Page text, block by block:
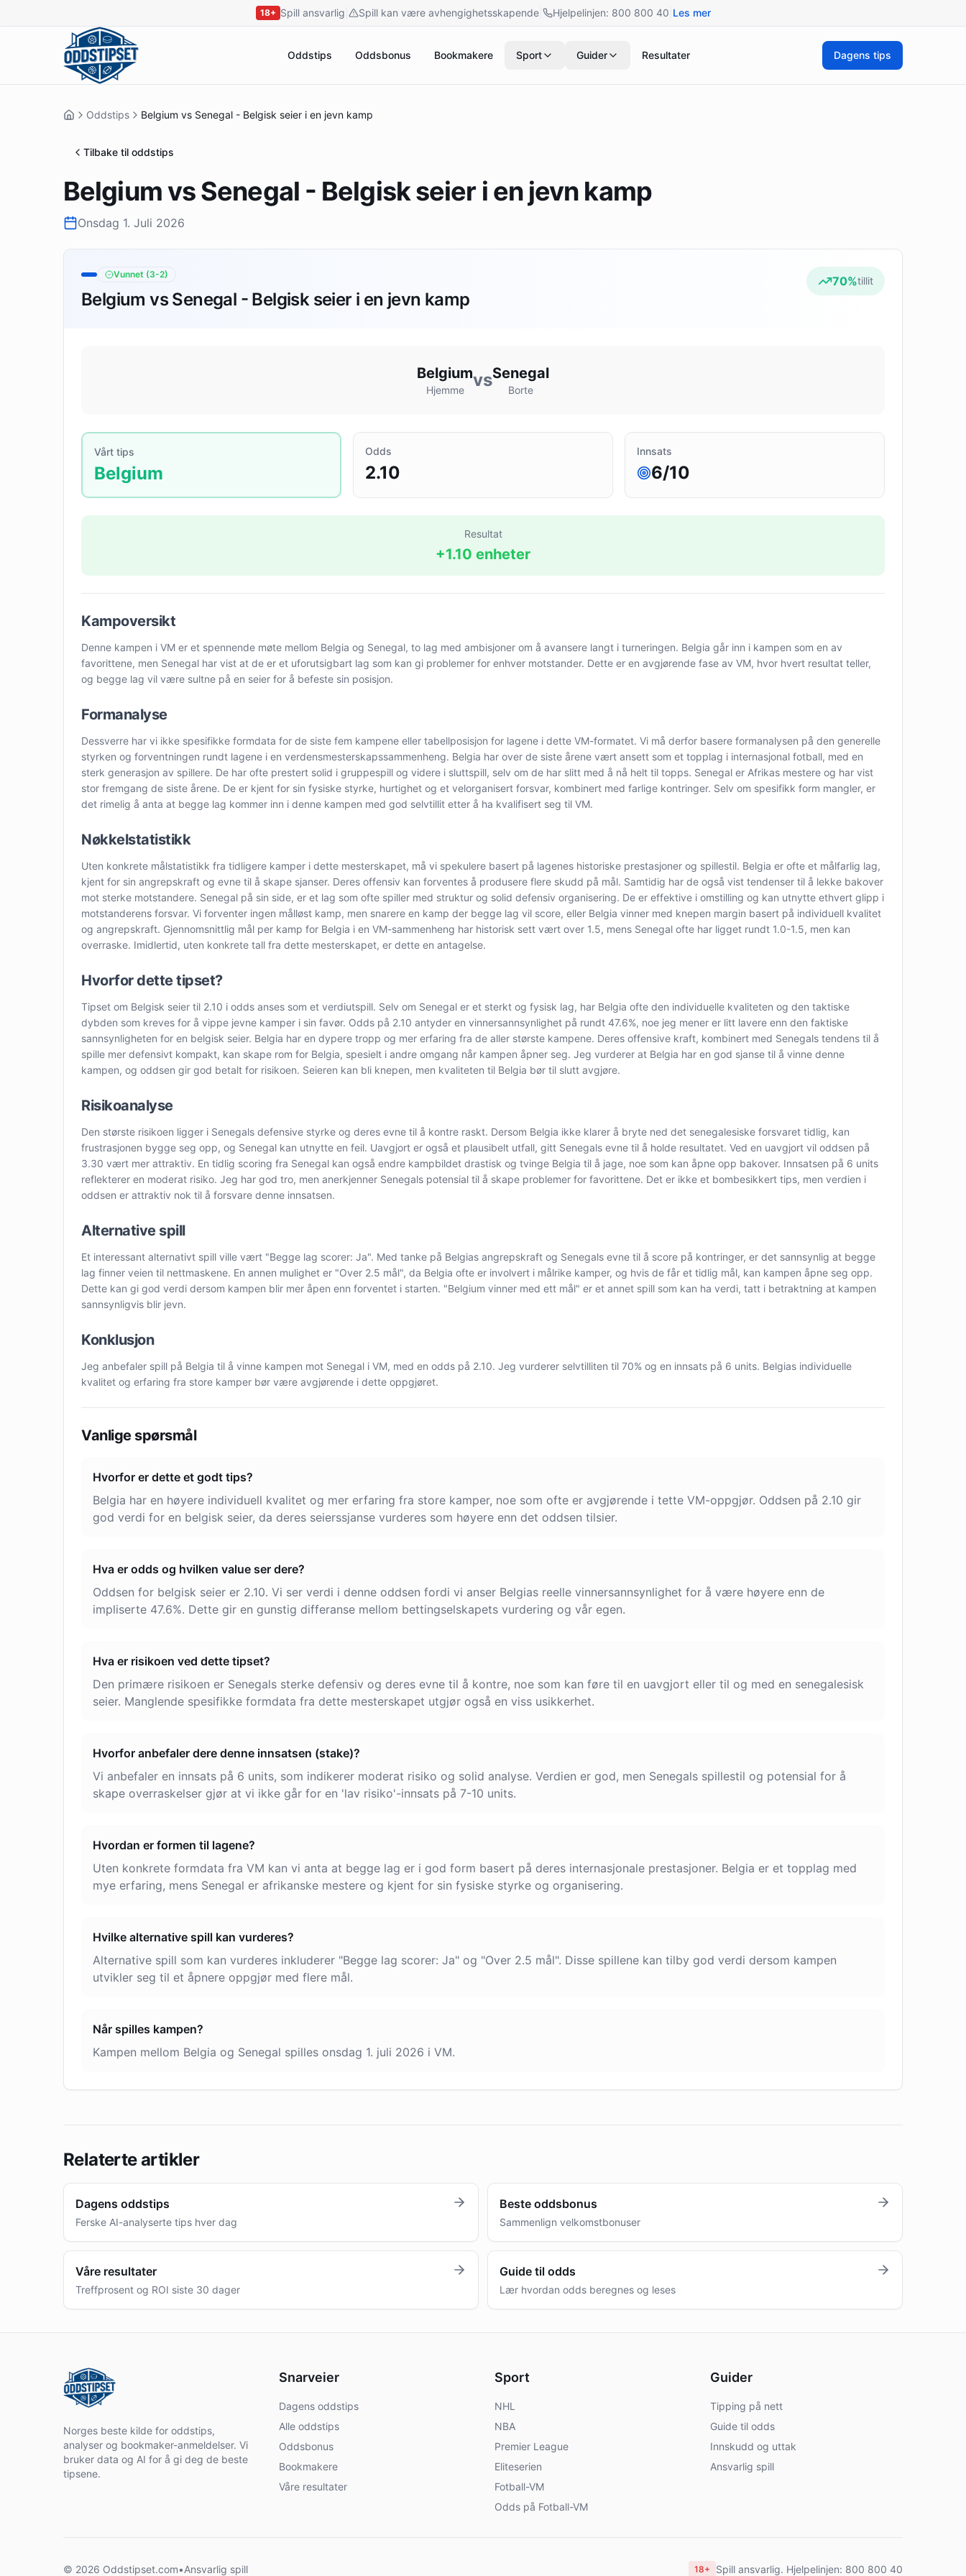
18+ Spill ansvarlig Spill kan være avhengighetsskapende| Hjelpelinjen: 800 800 40 Les mer
Oddstips Oddsbonus Bookmakere Sport Guider Resultater Dagens tips
Oddstips Belgium vs Senegal - Belgisk seier i en jevn kamp
Tilbake til oddstips
Belgium vs Senegal - Belgisk seier i en jevn kamp
Onsdag 1. Juli 2026
Vunnet (3-2)
Belgium vs Senegal - Belgisk seier i en jevn kamp
70%tillit
Belgium
Hjemme vsSenegal
Borte
Vårt tips
Belgium
Odds
2.10
Innsats
6/10
Resultat
+1.10 enheter
Kampoversikt
Denne kampen i VM er et spennende møte mellom Belgia og Senegal, to lag med ambisjoner om å avansere langt i turneringen. Belgia går inn i kampen som en av
favorittene, men Senegal har vist at de er et uforutsigbart lag som kan gi problemer for enhver motstander. Dette er en avgjørende fase av VM, hvor hvert resultat teller,
og begge lag vil være sultne på en seier for å befeste sin posisjon.
Formanalyse
Dessverre har vi ikke spesifikke formdata for de siste fem kampene eller tabellposisjon for lagene i dette VM-formatet. Vi må derfor basere formanalysen på den generelle
styrken og forventningen rundt lagene i en verdensmesterskapssammenheng. Belgia har over de siste årene vært ansett som et topplag i internasjonal fotball, med en
sterk generasjon av spillere. De har ofte prestert solid i gruppespill og videre i sluttspill, selv om de har slitt med å nå helt til topps. Senegal er Afrikas mestere og har vist
stor fremgang de siste årene. De er kjent for sin fysiske styrke, hurtighet og et velorganisert forsvar, kombinert med farlige kontringer. Selv om spesifikk form mangler, er
det rimelig å anta at begge lag kommer inn i denne kampen med god selvtillit etter å ha kvalifisert seg til VM.
Nøkkelstatistikk
Uten konkrete målstatistikk fra tidligere kamper i dette mesterskapet, må vi spekulere basert på lagenes historiske prestasjoner og spillestil. Belgia er ofte et målfarlig lag,
kjent for sin angrepskraft og evne til å skape sjanser. Deres offensiv kan forventes å produsere flere skudd på mål. Samtidig har de også vist tendenser til å lekke bakover
mot sterke motstandere. Senegal på sin side, er et lag som ofte spiller med struktur og solid defensiv organisering. De er effektive i omstilling og kan utnytte ethvert glipp i
motstanderens forsvar. Vi forventer ingen målløst kamp, men snarere en kamp der begge lag vil score, eller Belgia vinner med knepen margin basert på individuell kvalitet
og angrepskraft. Gjennomsnittlig mål per kamp for Belgia i en VM-sammenheng har historisk sett vært over 1.5, mens Senegal ofte har ligget rundt 1.0-1.5, men kan
overraske. Imidlertid, uten konkrete tall fra dette mesterskapet, er dette en antagelse.
Hvorfor dette tipset?
Tipset om Belgisk seier til 2.10 i odds anses som et verdiutspill. Selv om Senegal er et sterkt og fysisk lag, har Belgia ofte den individuelle kvaliteten og den taktiske
dybden som kreves for å vippe jevne kamper i sin favør. Odds på 2.10 antyder en vinnersannsynlighet på rundt 47.6%, noe jeg mener er litt lavere enn den faktiske
sannsynligheten for en belgisk seier. Belgia har en dypere tropp og mer erfaring fra de aller største kampene. Deres offensive kraft, kombinert med Senegals tendens til å
spille mer defensivt kompakt, kan skape rom for Belgia, spesielt i andre omgang når kampen åpner seg. Jeg vurderer at Belgia har en god sjanse til å vinne denne
kampen, og oddsen gir god betalt for risikoen. Seieren kan bli knepen, men kvaliteten til Belgia bør til slutt avgjøre.
Risikoanalyse
Den største risikoen ligger i Senegals defensive styrke og deres evne til å kontre raskt. Dersom Belgia ikke klarer å bryte ned det senegalesiske forsvaret tidlig, kan
frustrasjonen bygge seg opp, og Senegal kan utnytte en feil. Uavgjort er også et plausibelt utfall, gitt Senegals evne til å holde resultatet. Ved en uavgjort vil oddsen på
3.30 vært mer attraktiv. En tidlig scoring fra Senegal kan også endre kampbildet drastisk og tvinge Belgia til å jage, noe som kan åpne opp bakover. Innsatsen på 6 units
reflekterer en moderat risiko. Jeg har god tro, men anerkjenner Senegals potensial til å skape problemer for favorittene. Det er ikke et bombesikkert tips, men verdien i
oddsen er attraktiv nok til å forsvare denne innsatsen.
Alternative spill
Et interessant alternativt spill ville vært "Begge lag scorer: Ja". Med tanke på Belgias angrepskraft og Senegals evne til å score på kontringer, er det sannsynlig at begge
lag finner veien til nettmaskene. En annen mulighet er "Over 2.5 mål", da Belgia ofte er involvert i målrike kamper, og hvis de får et tidlig mål, kan kampen åpne seg opp.
Dette kan gi god verdi dersom kampen blir mer åpen enn forventet i starten. "Belgium vinner med ett mål" er et annet spill som kan ha verdi, tatt i betraktning at kampen
sannsynligvis blir jevn.
Konklusjon
Jeg anbefaler spill på Belgia til å vinne kampen mot Senegal i VM, med en odds på 2.10. Jeg vurderer selvtilliten til 70% og en innsats på 6 units. Belgias individuelle
kvalitet og erfaring fra store kamper bør være avgjørende i dette oppgjøret.
Vanlige spørsmål
Hvorfor er dette et godt tips?
Belgia har en høyere individuell kvalitet og mer erfaring fra store kamper, noe som ofte er avgjørende i tette VM-oppgjør. Oddsen på 2.10 gir
god verdi for en belgisk seier, da deres seierssjanse vurderes som høyere enn det oddsen tilsier.
Hva er odds og hvilken value ser dere?
Oddsen for belgisk seier er 2.10. Vi ser verdi i denne oddsen fordi vi anser Belgias reelle vinnersannsynlighet for å være høyere enn de
impliserte 47.6%. Dette gir en gunstig differanse mellom bettingselskapets vurdering og vår egen.
Hva er risikoen ved dette tipset?
Den primære risikoen er Senegals sterke defensiv og deres evne til å kontre, noe som kan føre til en uavgjort eller til og med en senegalesisk
seier. Manglende spesifikke formdata fra dette mesterskapet utgjør også en viss usikkerhet.
Hvorfor anbefaler dere denne innsatsen (stake)?
Vi anbefaler en innsats på 6 units, som indikerer moderat risiko og solid analyse. Verdien er god, men Senegals spillestil og potensial for å
skape overraskelser gjør at vi ikke går for en 'lav risiko'-innsats på 7-10 units.
Hvordan er formen til lagene?
Uten konkrete formdata fra VM kan vi anta at begge lag er i god form basert på deres internasjonale prestasjoner. Belgia er et topplag med
mye erfaring, mens Senegal er afrikanske mestere og kjent for sin fysiske styrke og organisering.
Hvilke alternative spill kan vurderes?
Alternative spill som kan vurderes inkluderer "Begge lag scorer: Ja" og "Over 2.5 mål". Disse spillene kan tilby god verdi dersom kampen
utvikler seg til et åpnere oppgjør med flere mål.
Når spilles kampen?
Kampen mellom Belgia og Senegal spilles onsdag 1. juli 2026 i VM.
Relaterte artikler
Dagens oddstips
Ferske AI-analyserte tips hver dag
Beste oddsbonus
Sammenlign velkomstbonuser
Våre resultater
Treffprosent og ROI siste 30 dager
Guide til odds
Lær hvordan odds beregnes og leses
Norges beste kilde for oddstips,
analyser og bookmaker-anmeldelser. Vi
bruker data og AI for å gi deg de beste
tipsene.
Snarveier
Dagens oddstips
Alle oddstips
Oddsbonus
Bookmakere
Våre resultater
Sport
NHL
NBA
Premier League
Eliteserien
Fotball-VM
Odds på Fotball-VM
Guider
Tipping på nett
Guide til odds
Innskudd og uttak
Ansvarlig spill
© 2026 Oddstipset.com•Ansvarlig spill 18+ Spill ansvarlig. Hjelpelinjen: 800 800 40